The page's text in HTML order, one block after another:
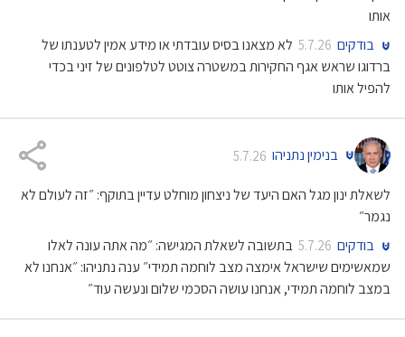
אותו
בודקים 5.7.26 לא מצאנו בסיס עובדתי או מידע אמין לטענתו של
ברדוגו שראש אגף החקירות במשטרה צוטט לטלפונים של זיני בכדי
להפיל אותו
בנימין נתניהו 5.7.26
לשאלת ינון מגל האם היעד של ניצחון מוחלט עדיין בתוקף: ״זה לעולם לא
נגמר״
בודקים 5.7.26 בתשובה לשאלת המגישה: ״מה אתה עונה לאלו
שמאשימים שישראל אימצה מצב לוחמה תמידי״ ענה נתניהו: ״אנחנו לא
במצב לוחמה תמידי, אנחנו עושה הסכמי שלום ונעשה עוד״